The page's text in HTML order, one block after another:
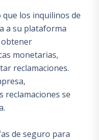
los inquilinos de
a su plataforma
obtener
monetarias,
reclamaciones.
reclamaciones se
de seguro para